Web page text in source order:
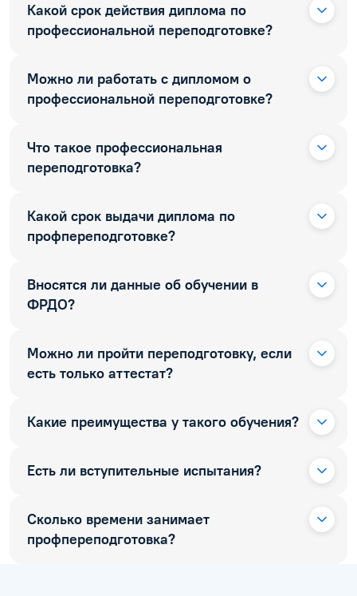
Какой срок действия диплома по
профессиональной переподготовке?
Можно ли работать с дипломом о
профессиональной переподготовке?
Что такое профессиональная
переподготовка?
Какой срок выдачи диплома по
профпереподготовке?
Вносятся ли данные об обучении в
ФРДО?
Можно ли пройти переподготовку, если
есть только аттестат?
Какие преимущества у такого обучения?
Есть ли вступительные испытания?
Сколько времени занимает
профпереподготовка?